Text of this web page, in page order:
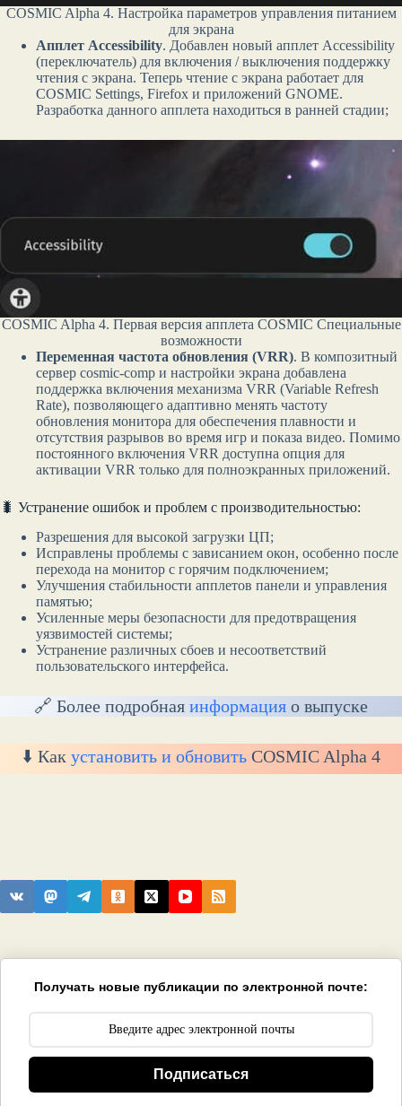
COSMIC Alpha 4. Настройка параметров управления питанием
для экрана
Апплет Accessibility. Добавлен новый апплет Accessibility
(переключатель) для включения / выключения поддержку
чтения с экрана. Теперь чтение с экрана работает для
COSMIC Settings, Firefox и приложений GNOME.
Разработка данного апплета находиться в ранней стадии;
COSMIC Alpha 4. Первая версия апплета COSMIC Специальные
возможности
Переменная частота обновления (VRR). В композитный
сервер cosmic-comp и настройки экрана добавлена
поддержка включения механизма VRR (Variable Refresh
Rate), позволяющего адаптивно менять частоту
обновления монитора для обеспечения плавности и
отсутствия разрывов во время игр и показа видео. Помимо
постоянного включения VRR доступна опция для
активации VRR только для полноэкранных приложений.
🐛 Устранение ошибок и проблем с производительностью:
Разрешения для высокой загрузки ЦП;
Исправлены проблемы с зависанием окон, особенно после
перехода на монитор с горячим подключением;
Улучшения стабильности апплетов панели и управления
памятью;
Усиленные меры безопасности для предотвращения
уязвимостей системы;
Устранение различных сбоев и несоответствий
пользовательского интерфейса.
🔗 Более подробная информация о выпуске
⬇️ Как установить и обновитьCOSMIC Alpha 4
Получать новые публикации по электронной почте:
Подписаться